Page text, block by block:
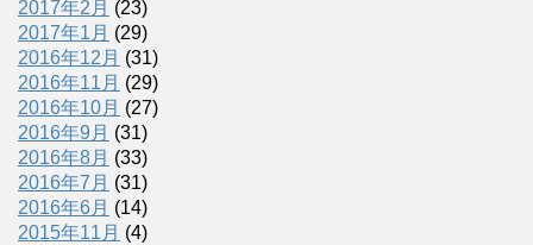
2017年2月 (23)
2017年1月 (29)
2016年12月 (31)
2016年11月 (29)
2016年10月 (27)
2016年9月 (31)
2016年8月 (33)
2016年7月 (31)
2016年6月 (14)
2015年11月 (4)